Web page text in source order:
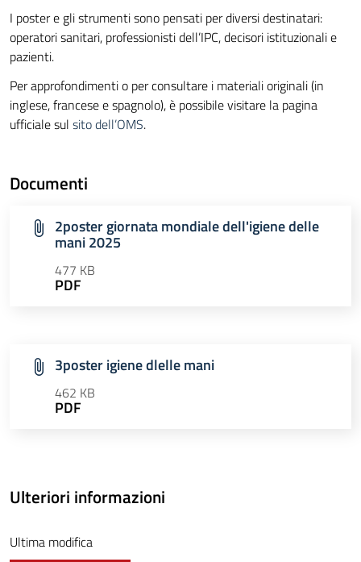
I poster e gli strumenti sono pensati per diversi destinatari:
operatori sanitari, professionisti dell’IPC, decisori istituzionali e
pazienti.
Per approfondimenti o per consultare i materiali originali (in
inglese, francese e spagnolo), è possibile visitare la pagina
ufficiale sul sito dell’OMS.
Documenti
2poster giornata mondiale dell'igiene delle
mani 2025
477 KB
PDF
3poster igiene dlelle mani
462 KB
PDF
Ulteriori informazioni
Ultima modifica